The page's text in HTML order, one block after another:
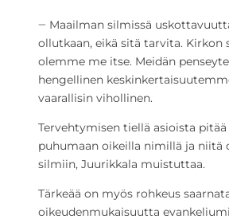
‒ Maailman silmissä
ollutkaan, eikä sitä tarvita. Kirkon
olemme me itse. Meidän
hengellinen
vaarallisin vihollinen.
Tervehtymisen tiellä asioista
puhumaan oikeilla nimillä ja niitä
silmiin, Juurikkala muistuttaa.
Tärkeää on myös rohkeus
oikeudenmukaisuutta